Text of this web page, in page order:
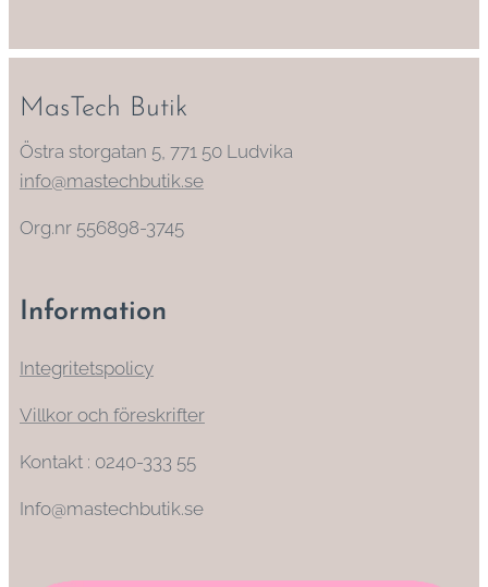
MasTech Butik
Östra storgatan 5, 771 50 Ludvika
info@mastechbutik.se
Org.nr 556898-3745
Information
Integritetspolicy
Villkor och föreskrifter
Kontakt : 0240-333 55
Info@mastechbutik.se